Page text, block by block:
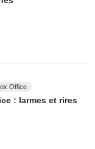
Office
: larmes et rires